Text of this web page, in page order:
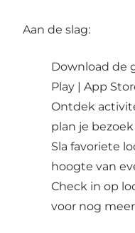
Aan de slag:
Download de
Play | App
Ontdek
plan je
Sla favoriete
hoogte van
Check in op
voor nog